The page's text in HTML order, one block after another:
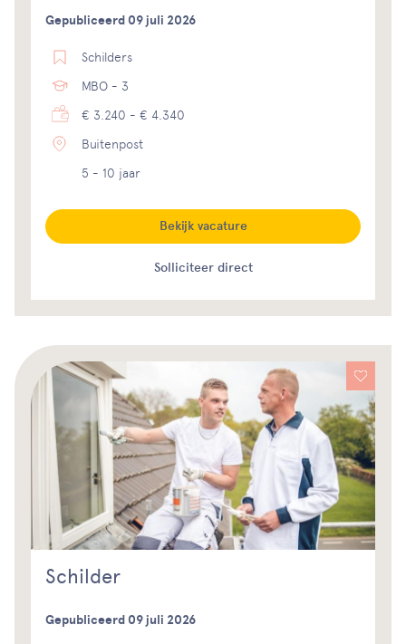
Gepubliceerd 09 juli 2026
Schilders
MBO - 3
€ 3.240 - € 4.340
Buitenpost
5 - 10 jaar
Solliciteer direct
Bekijk vacature
Schilder
Gepubliceerd 09 juli 2026